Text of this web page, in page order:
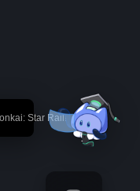
Star Rail!